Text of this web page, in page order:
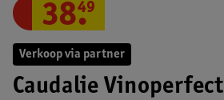
Verkoop via partner
Caudalie Vinoperfect
38.
49